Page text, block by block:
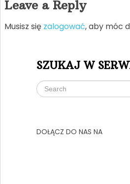
Leave a Reply
Musisz się zalogować, aby móc
SZUKAJ W
DOŁĄCZ DO NAS NA